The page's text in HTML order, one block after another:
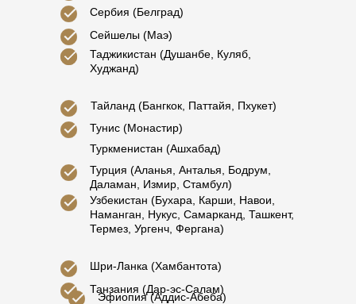
Сербия (Белград)
Таджикистан (Душанбе, Куляб,
Худжанд)
Тайланд (Бангкок, Паттайя, Пхукет)
Тунис (Монастир)
Туркменистан (Ашхабад)
Турция (Аланья, Анталья, Бодрум,
Даламан, Измир, Стамбул)
Узбекистан (Бухара, Карши, Навои,
Наманган, Нукус, Самарканд, Ташкент,
Термез, Ургенч, Фергана)
Шри-Ланка (Хамбантота)
Эфиопия (Аддис-Абеба)
Танзания (Дар-эс-Салам)
Сейшелы (Маэ)